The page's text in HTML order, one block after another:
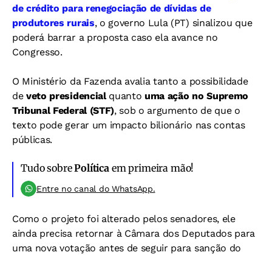
de crédito para renegociação de dívidas de
produtores rurais, o governo Lula (PT) sinalizou que
poderá barrar a proposta caso ela avance no
Congresso.
O Ministério da Fazenda avalia tanto a possibilidade
deveto presidencial quanto uma ação no Supremo
Tribunal Federal (STF), sob o argumento de que o
texto pode gerar um impacto bilionário nas contas
públicas.
Tudo sobrePolítica em primeira mão!
Entre no canal do WhatsApp.
Como o projeto foi alterado pelos senadores, ele
ainda precisa retornar à Câmara dos Deputados para
uma nova votação antes de seguir para sanção do